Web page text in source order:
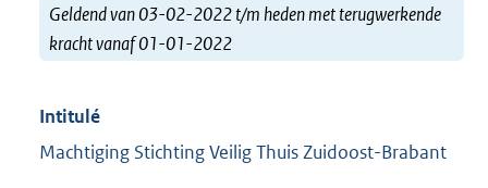
Geldend van 03-02-2022 t/m heden met terugwerkende
kracht vanaf 01-01-2022
Intitulé
Machtiging Stichting Veilig Thuis Zuidoost-Brabant